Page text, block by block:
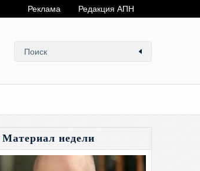
Реклама Редакция АПН
Материал недели